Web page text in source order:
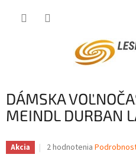
DÁMSKA
MEINDL DURBAN
Akcia
Priemerné
2 hodnotenia